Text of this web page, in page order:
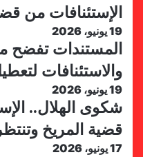
الإستئنافات من
19 يونيو، 2026
المستندات تفضح
والاستئنافات
19 يونيو، 2026
شكوى الهلال..
قضية المريخ
17 يونيو، 2026